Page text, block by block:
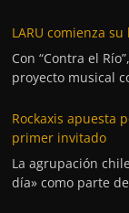
LARU comienza
Con “Contra el
proyecto musical
Rockaxis apuesta
primer invitado
La agrupación
día» como parte